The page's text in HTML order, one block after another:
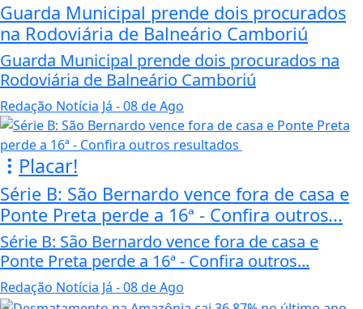
Guarda Municipal prende dois procurados
na Rodoviária de Balneário Camboriú
Guarda Municipal prende dois procurados na
Rodoviária de Balneário Camboriú
Redação Notícia Já - 08 de Ago
Placar!
Série B: São Bernardo vence fora de casa e
Ponte Preta perde a 16ª - Confira outros...
Série B: São Bernardo vence fora de casa e
Ponte Preta perde a 16ª - Confira outros...
Redação Notícia Já - 08 de Ago